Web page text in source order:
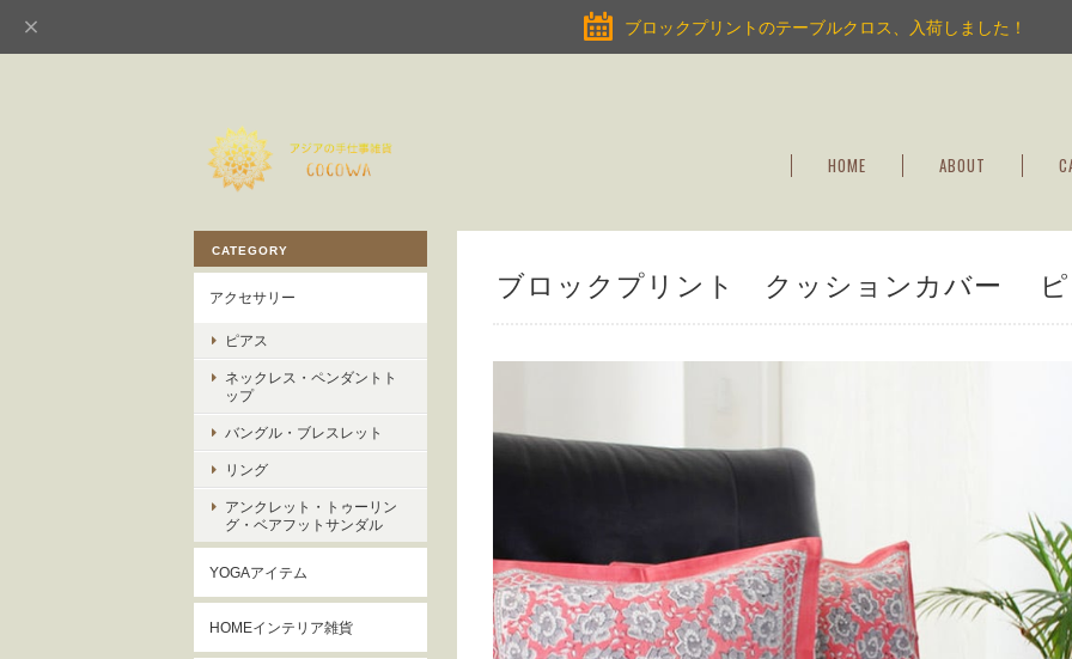
ブロックプリントのテーブルクロス、入荷しました！
HOME ABOUT
ブロックプリント クッションカバー ピ
CATEGORY
アクセサリー
ピアス
ネックレス・ペンダントト
ップ
バングル・ブレスレット
リング
アンクレット・トゥーリン
グ・ベアフットサンダル
YOGAアイテム
HOMEインテリア雑貨